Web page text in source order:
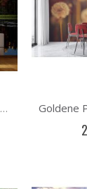
Waldreflektion Fototapete